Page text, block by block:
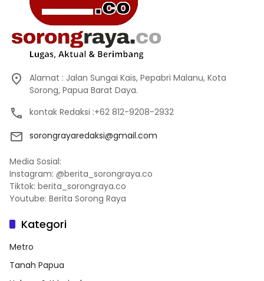
Alamat : Jalan Sungai Kais, Pepabri Malanu, Kota
Sorong, Papua Barat Daya.
kontak Redaksi :+62 812-9208-2932
sorongrayaredaksi@gmail.com
Media Sosial:
Instagram: @berita_sorongraya.co
Tiktok: berita_sorongraya.co
Youtube: Berita Sorong Raya
Kategori
Metro
Tanah Papua